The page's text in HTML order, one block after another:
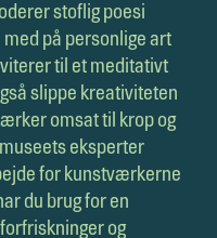
stoflig poesi
på personlige art
til et meditativt
slippe kreativiteten
omsat til krop og
eksperter
for kunstværkerne
du brug for en
og